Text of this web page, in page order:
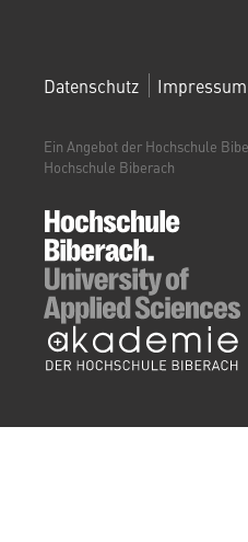
FOOTERMENÜ
Datenschutz Impressum
Ein Angebot der Hochschule
Hochschule Biberach